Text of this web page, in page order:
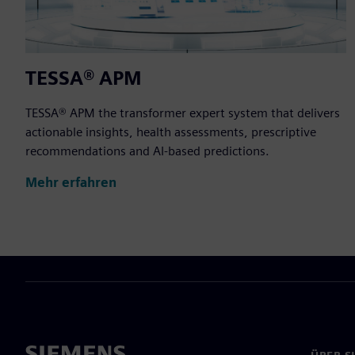
TESSA® APM
TESSA® APM the transformer expert system that delivers
actionable insights, health assessments, prescriptive
recommendations and AI-based predictions.
Mehr erfahren